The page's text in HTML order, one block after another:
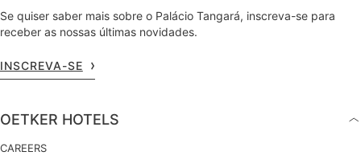
Se quiser saber mais sobre o Palácio Tangará, inscreva-se para
receber as nossas últimas novidades.
INSCREVA-SE
OETKER HOTELS
CAREERS